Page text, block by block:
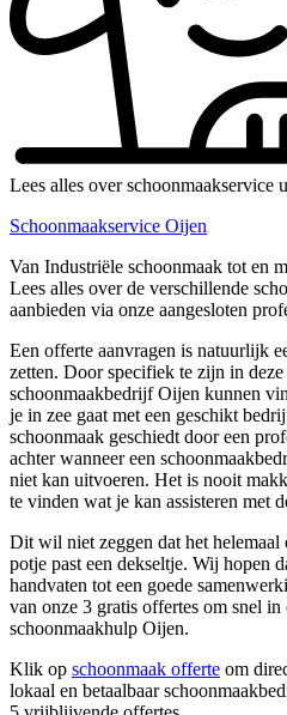
Lees alles over schoonmaakservice
Schoonmaakservice Oijen
Van Industriële schoonmaak tot en
Lees alles over de verschillende
aanbieden via onze aangesloten
Een offerte aanvragen is natuurlijk
zetten. Door specifiek te zijn in
schoonmaakbedrijf Oijen kunnen
je in zee gaat met een geschikt
schoonmaak geschiedt door een
achter wanneer een
niet kan uitvoeren. Het is nooit
te vinden wat je kan assisteren met
Dit wil niet zeggen dat het
potje past een dekseltje. Wij hopen
handvaten tot een goede
van onze 3 gratis offertes om snel
schoonmaakhulp Oijen.
Klik op schoonmaak offerte om
lokaal en betaalbaar